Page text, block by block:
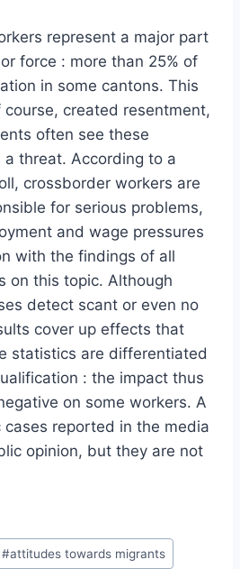
represent a major part
force : more than 25% of
in some cantons. This
created resentment,
often see these
a threat. According to a
crossborder workers are
for serious problems,
and wage pressures
with the findings of all
on this topic. Although
detect scant or even no
cover up effects that
statistics are differentiated
: the impact thus
on some workers. A
reported in the media
opinion, but they are not
#attitudes towards migrants